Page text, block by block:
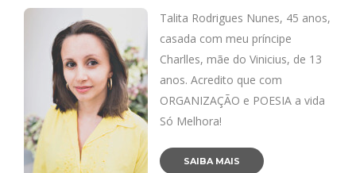
Talita Rodrigues Nunes, 45 anos,
casada com meu príncipe
Charlles, mãe do Vinicius, de 13
anos. Acredito que com
ORGANIZAÇÃO e POESIA a vida
Só Melhora!
SAIBA MAIS